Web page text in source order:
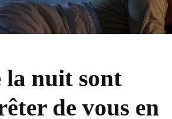
la nuit sont
de vous en